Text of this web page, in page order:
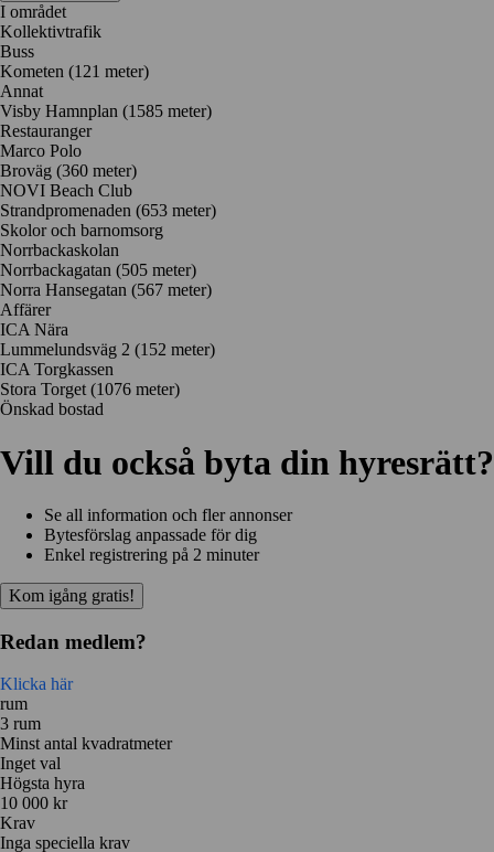
I området
Kollektivtrafik
Buss
Kometen (121 meter)
Annat
Visby Hamnplan (1585 meter)
Restauranger
Marco Polo
Broväg (360 meter)
NOVI Beach Club
Strandpromenaden (653 meter)
Skolor och barnomsorg
Norrbackaskolan
Norrbackagatan (505 meter)
Norra Hansegatan (567 meter)
Affärer
ICA Nära
Lummelundsväg 2 (152 meter)
ICA Torgkassen
Stora Torget (1076 meter)
Önskad bostad
Vill du också byta din hyresrätt?
Se all information och fler annonser
Bytesförslag anpassade för dig
Enkel registrering på 2 minuter
Kom igång gratis!
Redan medlem?
Klicka här
rum
3 rum
Minst antal kvadratmeter
Inget val
Högsta hyra
10 000 kr
Krav
Inga speciella krav